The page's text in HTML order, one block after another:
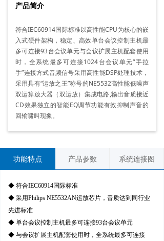
功能特点 产品参数 系统连接图
◆ 符合IEC60914国际标准
◆ 采用Philips NE5532AN运放芯片，音质达到同行业
先进标准
◆ 单台会议控制主机最多可连接93台会议单元
◆ 与会议扩展主机配套使用时，全系统最多可连接
产品简介
符合IEC60914国际标准以高性能CPU为核心的嵌
入式硬件架构，稳定、高效单台会议控制主机最
多可连接93台会议单元与会议扩展主机配套使用
时，全系统最多可连接1024台会议单元“手拉
手”连接方式音频信号采用高性能DSP处理技术，
采用具有“运放之王”称号的NE5532高性能低噪声
双运算放大器（双运放）集成电路,输出音质接近
CD效果独立的智能EQ调节功能有效抑制声音的
回输啸叫现象。